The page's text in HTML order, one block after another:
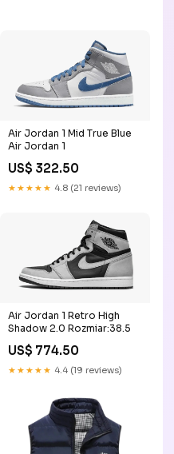
Air Jordan 1 Mid True Blue
Air Jordan 1
US$ 322.50
★★★★★ 4.8 (21 reviews)
Air Jordan 1 Retro High
Shadow 2.0 Rozmiar:38.5
US$ 774.50
★★★★★ 4.4 (19 reviews)